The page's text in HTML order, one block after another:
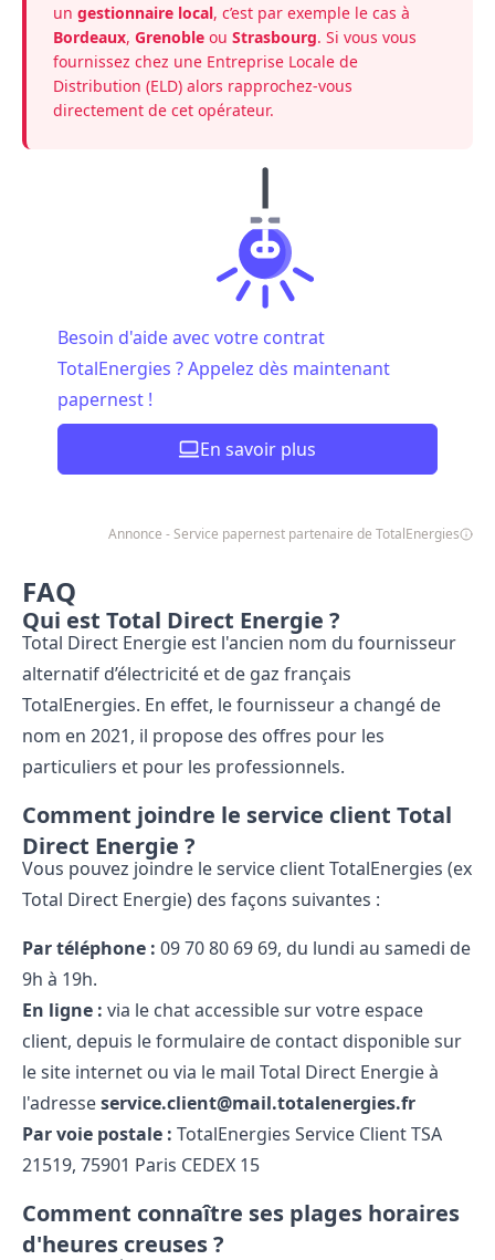
un gestionnaire local, c’est par exemple le cas à
Bordeaux, Grenoble ou Strasbourg. Si vous vous
fournissez chez une Entreprise Locale de
Distribution (ELD) alors rapprochez-vous
directement de cet opérateur.
Besoin d'aide avec votre contrat
TotalEnergies ? Appelez dès maintenant
papernest !
En savoir plus
Annonce - Service papernest partenaire de TotalEnergies
FAQ
Qui est Total Direct Energie ?
Total Direct Energie est l'ancien nom du fournisseur
alternatif d’électricité et de gaz français
TotalEnergies. En effet, le fournisseur a changé de
nom en 2021, il propose des offres pour les
particuliers et pour les professionnels.
Comment joindre le service client Total
Direct Energie ?
Vous pouvez joindre le service client TotalEnergies (ex
Total Direct Energie) des façons suivantes :
Par téléphone : 09​ 70​ 80​ 69​ 69, du lundi au samedi de
9h à 19h.
En ligne : via le chat accessible sur votre espace
client, depuis le formulaire de contact disponible sur
le site internet ou via le mail Total Direct Energieà
l'adresseservice.client@mail.totalenergies.fr
Par voie postale : TotalEnergies Service Client TSA
21519, 75901 Paris CEDEX 15
Comment connaître ses plages horaires
d'heures creuses ?